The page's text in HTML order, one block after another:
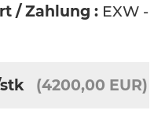
/ Zahlung : EXW -
(4200,00 EUR)